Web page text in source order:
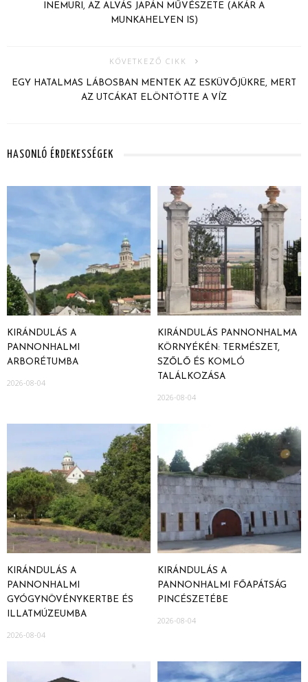
INEMURI, AZ ALVÁS JAPÁN MŰVÉSZETE (AKÁR A
MUNKAHELYEN IS)
KÖVETKEZŐ CIKK
EGY HATALMAS LÁBOSBAN MENTEK AZ ESKÜVŐJÜKRE, MERT
AZ UTCÁKAT ELÖNTÖTTE A VÍZ
HASONLÓ ÉRDEKESSÉGEK
KIRÁNDULÁS A
PANNONHALMI
ARBORÉTUMBA
2026-08-04
KIRÁNDULÁS PANNONHALMA
KÖRNYÉKÉN: TERMÉSZET,
SZŐLŐ ÉS KOMLÓ
TALÁLKOZÁSA
2026-08-04
KIRÁNDULÁS A
PANNONHALMI
GYÓGYNÖVÉNYKERTBE ÉS
ILLATMÚZEUMBA
2026-08-04
KIRÁNDULÁS A
PANNONHALMI FŐAPÁTSÁG
PINCÉSZETÉBE
2026-08-04